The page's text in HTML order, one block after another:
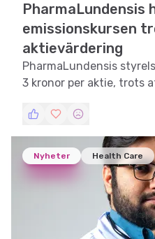
PharmaLundensis
emissionskursen
aktievärdering
PharmaLundensis
3 kronor per aktie, trots
Nyheter Health Care